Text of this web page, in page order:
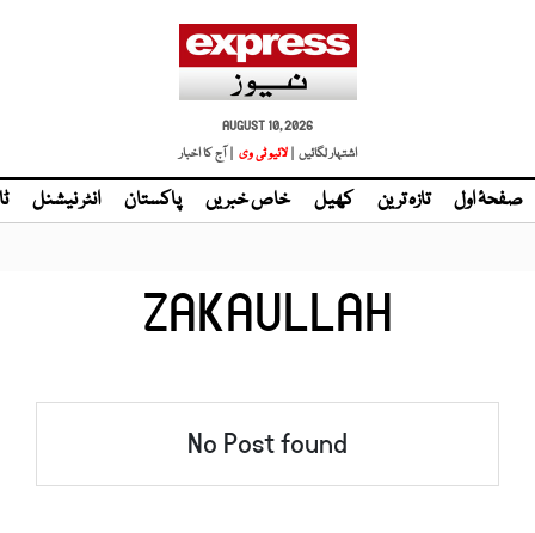
AUGUST 10, 2026
اشتہار لگائیں | لائیو ٹی وی | آج کا اخبار
صفحۂ اول تازہ ترین کھیل خاص خبریں پاکستان انٹر نیشنل
ZAKAULLAH
No Post found